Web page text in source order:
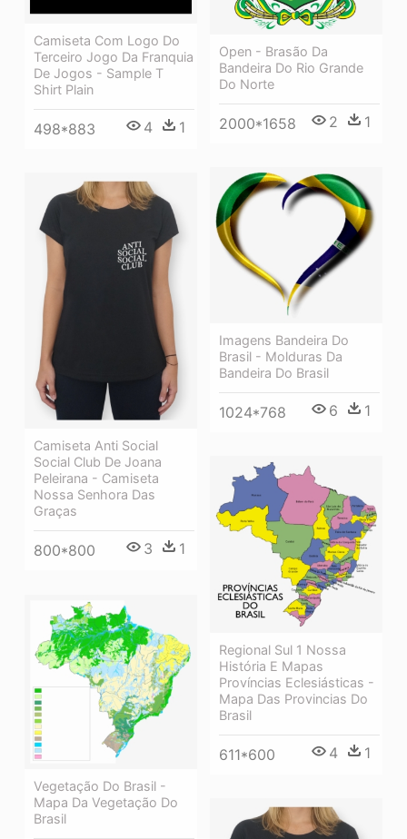
Camiseta Com Logo Do
Terceiro Jogo Da Franquia
De Jogos - Sample T
Shirt Plain
498*883 4 1
Open - Brasão Da
Bandeira Do Rio Grande
Do Norte
2000*1658 2 1
Imagens Bandeira Do
Brasil - Molduras Da
Bandeira Do Brasil
1024*768 6 1
Camiseta Anti Social
Social Club De Joana
Peleirana - Camiseta
Nossa Senhora Das
Graças
800*800 3 1
Regional Sul 1 Nossa
História E Mapas
Províncias Eclesiásticas -
Mapa Das Provincias Do
Brasil
611*600 4 1
Vegetação Do Brasil -
Mapa Da Vegetação Do
Brasil